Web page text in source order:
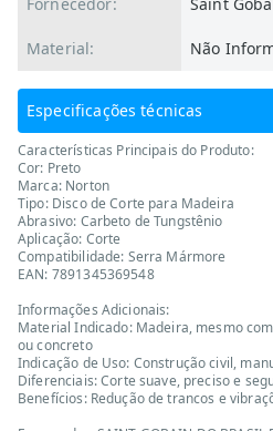
Material: Não
Especificações técnicas
Características Principais do Produto:
Cor: Preto
Marca: Norton
Tipo: Disco de Corte para Madeira
Abrasivo: Carbeto de Tungstênio
Aplicação: Corte
Compatibilidade: Serra Mármore
EAN: 7891345369548
Informações Adicionais:
Material Indicado: Madeira, mesmo
ou concreto
Indicação de Uso: Construção civil,
Diferenciais: Corte suave, preciso e
Benefícios: Redução de trancos e